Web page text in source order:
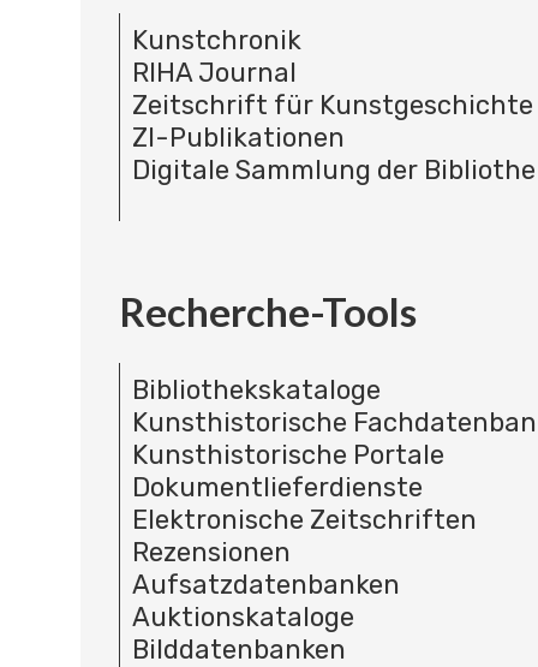
Kunstchronik
RIHA Journal
Zeitschrift für Kunstgeschichte
ZI-Publikationen
Digitale Sammlung der
Recherche-Tools
Bibliothekskataloge
Kunsthistorische
Kunsthistorische Portale
Dokumentlieferdienste
Elektronische Zeitschriften
Rezensionen
Aufsatzdatenbanken
Auktionskataloge
Bilddatenbanken